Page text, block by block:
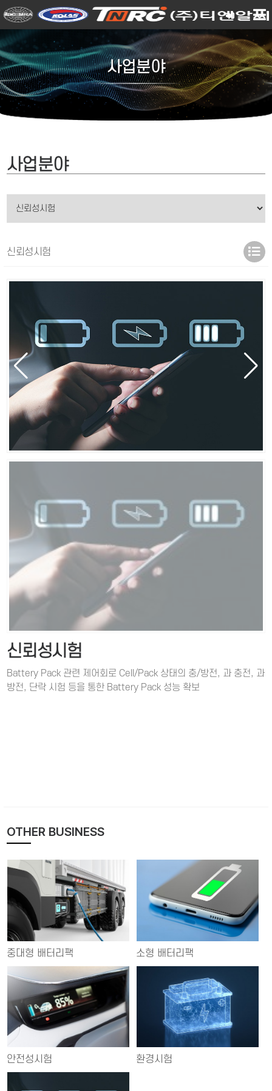
사업분야
사업분야
신뢰성시험
신뢰성시험
Battery Pack 관련 제어회로 Cell/Pack 상태의 충/방전, 과 충전, 과
방전, 단락 시험 등을 통한 Battery Pack 성능 확보
OTHER BUSINESS
중대형 배터리팩 소형 배터리팩
안전성시험 환경시험